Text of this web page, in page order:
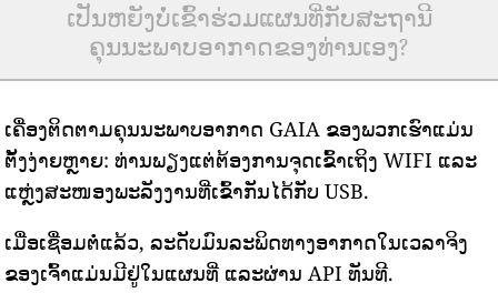
ເປັນຫຍັງບໍ່ເຂົ້າຮ່ວມແຜນທີ່ກັບສະຖານີ
ຄຸນນະພາບອາກາດຂອງທ່ານເອງ?
ເຄື່ອງຕິດຕາມຄຸນນະພາບອາກາດ GAIA ຂອງພວກເຮົາແມ່ນ
ຕັ້ງງ່າຍຫຼາຍ: ທ່ານພຽງແຕ່ຕ້ອງການຈຸດເຂົ້າເຖິງ WIFI ແລະ
ແຫຼ່ງສະໜອງພະລັງງານທີ່ເຂົ້າກັນໄດ້ກັບ USB.
ເມື່ອເຊື່ອມຕໍ່ແລ້ວ, ລະດັບມົນລະພິດທາງອາກາດໃນເວລາຈິງ
ຂອງເຈົ້າແມ່ນມີຢູ່ໃນແຜນທີ່ ແລະຜ່ານ API ທັນທີ.